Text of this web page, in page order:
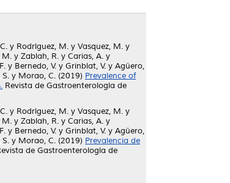
y Rodríguez, M. y Vasquez, M. y
M. y Zablah, R. y Carias, A. y
y Bernedo, V. y Grinblat, V. y Agüero,
S. y Morao, C. (2019) Prevalence of
Revista de Gastroenterología de
y Rodríguez, M. y Vasquez, M. y
M. y Zablah, R. y Carias, A. y
y Bernedo, V. y Grinblat, V. y Agüero,
S. y Morao, C. (2019) Prevalencia de
de Gastroenterología de